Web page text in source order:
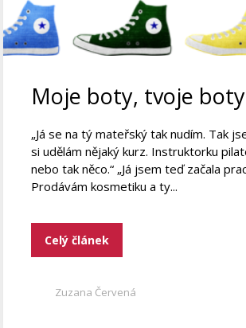
Moje boty, tvoje
„Já se na tý mateřský tak nudím. Tak
si udělám nějaký kurz. Instruktorku
nebo tak něco.“ „Já jsem teď začala
Prodávám kosmetiku a ty...
Celý článek
Zuzana Červená